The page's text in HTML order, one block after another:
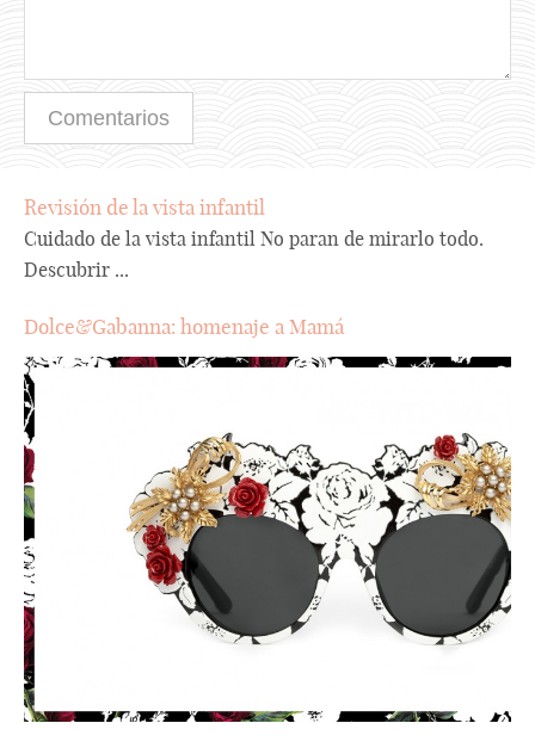
Revisión de la vista infantil
Cuidado de la vista infantil No paran de mirarlo todo.
Descubrir ...
Dolce&Gabanna: homenaje a Mamá